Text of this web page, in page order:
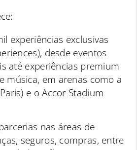
experiências exclusivas
desde eventos
até experiências premium
música, em arenas como a
e o Accor Stadium
nas áreas de
seguros, compras, entre